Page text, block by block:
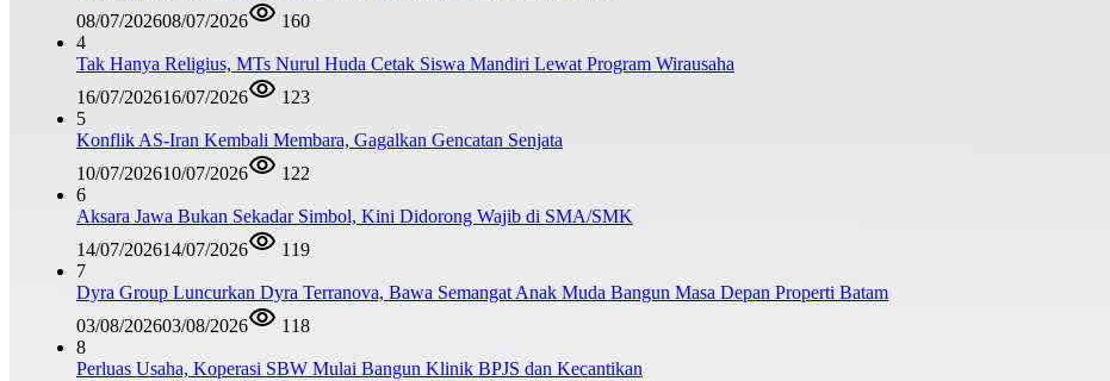
08/07/202608/07/2026
160
4
Tak Hanya Religius, MTs Nurul Huda Cetak Siswa Mandiri Lewat Program Wirausaha
16/07/202616/07/2026
123
5
Konflik AS-Iran Kembali Membara, Gagalkan Gencatan Senjata
10/07/202610/07/2026
122
6
Aksara Jawa Bukan Sekadar Simbol, Kini Didorong Wajib di SMA/SMK
14/07/202614/07/2026
119
7
Dyra Group Luncurkan Dyra Terranova, Bawa Semangat Anak Muda Bangun Masa Depan Properti Batam
03/08/202603/08/2026
118
8
Perluas Usaha, Koperasi SBW Mulai Bangun Klinik BPJS dan Kecantikan